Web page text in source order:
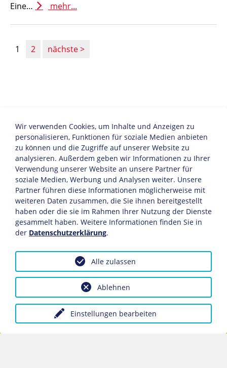
Eine…
mehr...
1 2 nächste
www.sports-jetlag.com
Wir verwenden Cookies, um Inhalte und Anzeigen zu
personalisieren, Funktionen für soziale Medien anbieten
zu können und die Zugriffe auf unserer Website zu
analysieren. Außerdem geben wir Informationen zu Ihrer
Verwendung unserer Website an unsere Partner für
soziale Medien, Werbung und Analysen weiter. Unsere
Partner führen diese Informationen möglicherweise mit
weiteren Daten zusammen, die Sie ihnen bereitgestellt
haben oder die sie im Rahmen Ihrer Nutzung der Dienste
gesammelt haben. Weitere Informationen finden Sie in
der Datenschutzerklärung.
Einstellungen bearbeiten
Ablehnen
Alle zulassen